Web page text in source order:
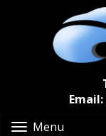
Email:
Menu